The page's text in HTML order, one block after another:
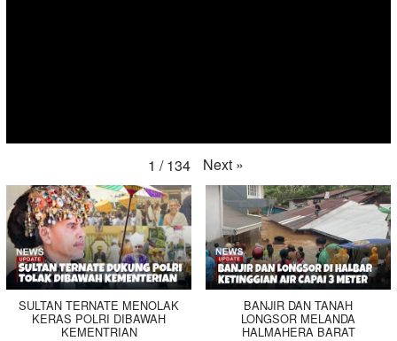
1 / 134 Next »
SULTAN TERNATE MENOLAK
KERAS POLRI DIBAWAH
KEMENTRIAN
BANJIR DAN TANAH
LONGSOR MELANDA
HALMAHERA BARAT